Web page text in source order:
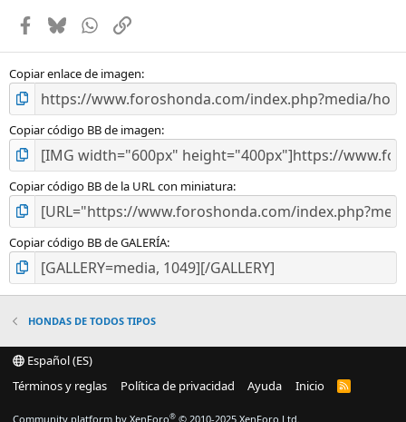
l
(
)
Facebook
BlueskyWhatsApp
Enlace
Copiar enlace de imagen
Copiar código BB de imagen
Copiar código BB de la URL con miniatura
Copiar código BB de GALERÍA
HONDAS DE TODOS TIPOS
Español (ES)
Términos y reglas
Política de privacidad Ayuda Inicio
R
Community platform by XenForo® © 2010-2025 XenForo Ltd.